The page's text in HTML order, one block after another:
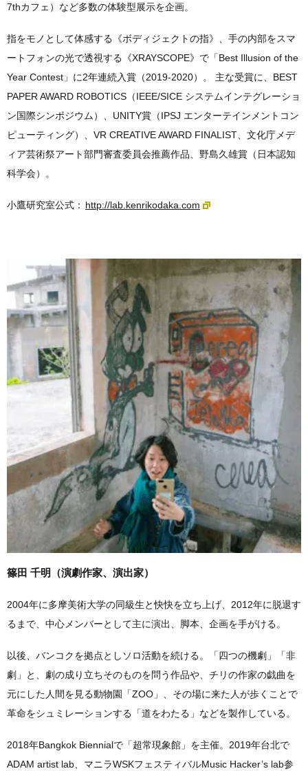
7thカフェ）など多数の体験型展示を企画。
指をモノとして体感する《ボディジェクトの指》、手の内部をスマ
ートフォンの光で透視する《XRAYSCOPE》で「Best Illusion of the
Year Contest」に2年連続入賞（2019-2020）。 主な受賞に、BEST
PAPER AWARD ROBOTICS（IEEE/SICE システムインテグレーショ
ン国際シンポジウム）、UNITY賞（IPSJ エンターテインメントコン
ピューティング）、VR CREATIVE AWARD FINALIST、文化庁メデ
ィア芸術祭アート部門審査委員会推薦作品、野島久雄賞（日本認知
科学会）。
小鷹研究室公式： http://lab.kenrikodaka.com
篠田 千明（演劇作家、演出家）
2004年に多摩美術大学の同級生と快快を立ち上げ、2012年に脱退す
るまで、中心メンバーとして主に演出、脚本、企画を手がける。
以後、バンコクを拠点としソロ活動を続ける。「四つの機劇」「非
劇」と、劇の成り立ちそのものを問う作品や、チリの作家の戯曲を
元にした人間を見る動物園「ZOO」、その場に来た人が歩くことで
革命をシュミレーションする「道をわたる」などを製作している。
2018年Bangkok Biennialで「超常現象館」を主催。2019年台北で
ADAM artist lab、マニラWSKフェスティバルMusic Hacker’s lab参